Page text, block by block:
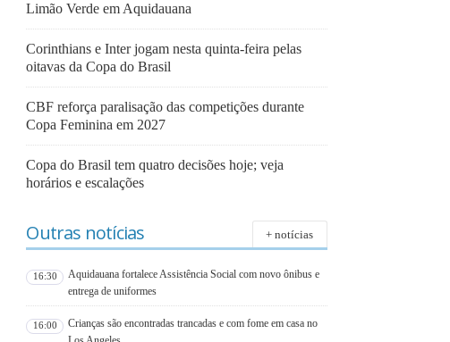
Limão Verde em Aquidauana
Corinthians e Inter jogam nesta quinta-feira pelas
oitavas da Copa do Brasil
CBF reforça paralisação das competições durante
Copa Feminina em 2027
Copa do Brasil tem quatro decisões hoje; veja
horários e escalações
Outras notícias + notícias
16:30
Aquidauana fortalece Assistência Social com novo ônibus e
entrega de uniformes
16:00
Crianças são encontradas trancadas e com fome em casa no